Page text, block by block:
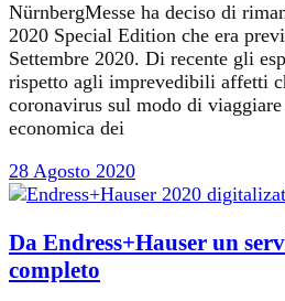
NürnbergMesse ha deciso di
2020 Special Edition che era
Settembre 2020. Di recente gli
rispetto agli imprevedibili affetti
coronavirus sul modo di
economica dei
28 Agosto 2020
Da Endress+Hauser un
completo